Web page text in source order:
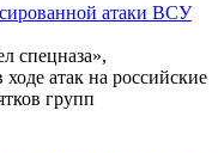
атаки ВСУ
спецназа»,
атак на российские
групп